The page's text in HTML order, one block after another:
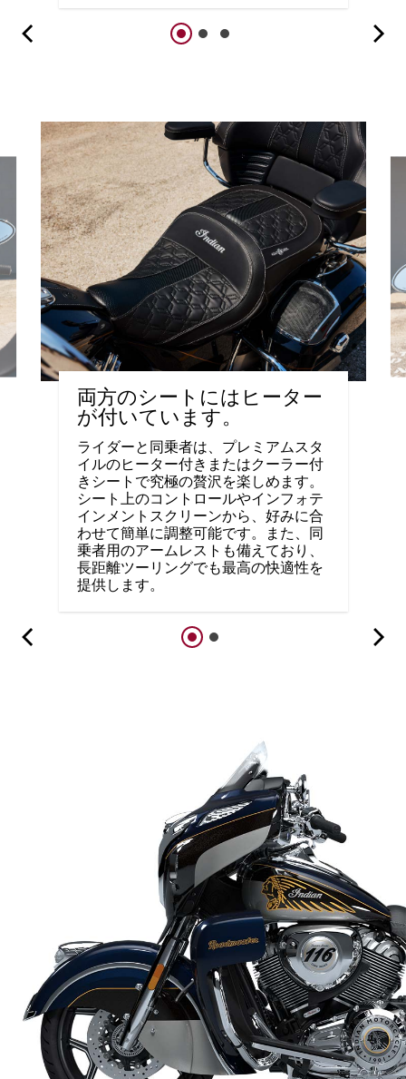
両方のシートにはヒーター
が付いています。
ライダーと同乗者は、プレミアムスタ
イルのヒーター付きまたはクーラー付
きシートで究極の贅沢を楽しめます。
シート上のコントロールやインフォテ
インメントスクリーンから、好みに合
わせて簡単に調整可能です。また、同
乗者用のアームレストも備えており、
長距離ツーリングでも最高の快適性を
提供します。